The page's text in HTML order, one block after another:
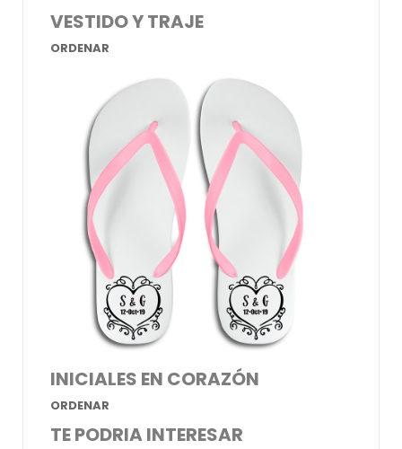
VESTIDO Y TRAJE
ORDENAR
INICIALES EN CORAZÓN
ORDENAR
TE PODRIA INTERESAR